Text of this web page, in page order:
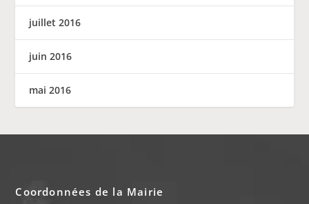
juillet 2016
juin 2016
mai 2016
Coordonnées de la Mairie